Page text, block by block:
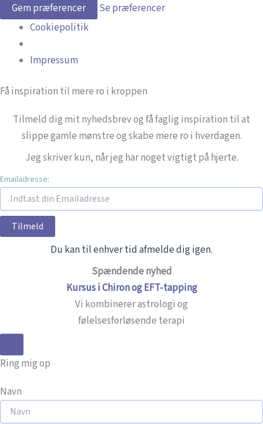
Gem præferencer
Se præferencer
Cookiepolitik
Impressum
Få inspiration til mere ro i kroppen
Tilmeld dig mit nyhedsbrev og få faglig inspiration til at
slippe gamle mønstre og skabe mere ro i hverdagen.
Jeg skriver kun, når jeg har noget vigtigt på hjerte.
Emailadresse:
Du kan til enhver tid afmelde dig igen.
Spændende nyhed
Kursus i Chiron og EFT-tapping
Vi kombinerer astrologi og
følelsesforløsende terapi
Ring mig op
Navn